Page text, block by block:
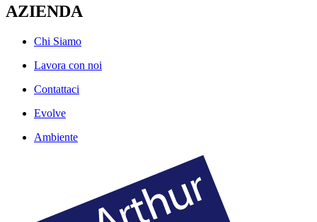
AZIENDA
Chi Siamo
Lavora con noi
Contattaci
Evolve
Ambiente